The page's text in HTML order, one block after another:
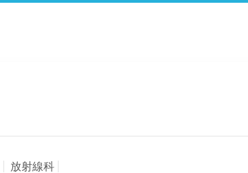
放射線科